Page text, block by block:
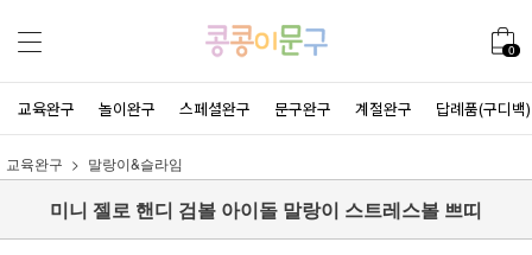
0
교육완구 놀이완구 스페셜완구 문구완구 계절완구 답례품(구디백)
교육완구 말랑이&슬라임
미니 젤로 핸디 검볼 아이돌 말랑이 스트레스볼 쁘띠